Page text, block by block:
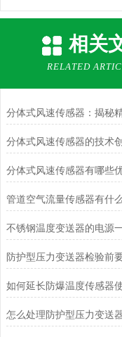
相关
RELATED
分体式风速传感器：揭秘
分体式风速传感器的技术
分体式风速传感器有哪些
管道空气流量传感器有什
不锈钢温度变送器的电源
怎么处理防护型压力变送